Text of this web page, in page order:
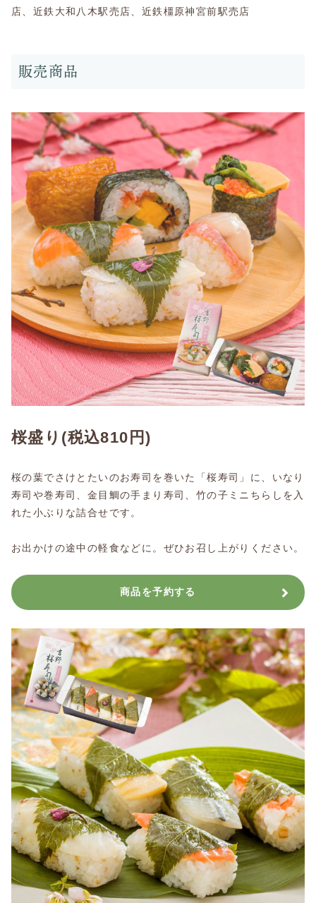
店、近鉄大和八木駅売店、近鉄橿原神宮前駅売店
販売商品
桜盛り (税込810円)
桜の葉でさけとたいのお寿司を巻いた「桜寿司」に、いなり
寿司や巻寿司、金目鯛の手まり寿司、竹の子ミニちらしを入
れた小ぶりな詰合せです。
お出かけの途中の軽食などに。ぜひお召し上がりください。
商品を予約する